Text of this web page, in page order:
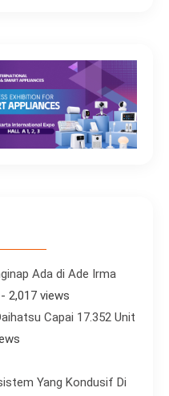
Ada di Ade Irma
- 2,017 views
Capai 17.352 Unit
Yang Kondusif Di